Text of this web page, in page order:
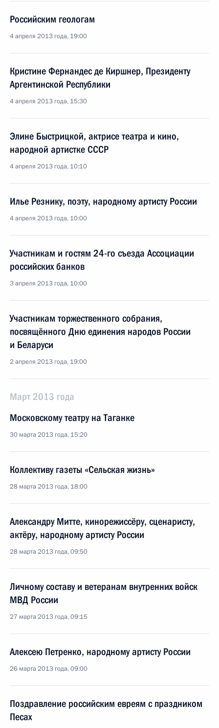
Российским геологам
4 апреля 2013 года, 19:00
Кристине Фернандес де Киршнер, Президенту
Аргентинской Республики
4 апреля 2013 года, 15:30
Элине Быстрицкой, актрисе театра и кино,
народной артистке СССР
4 апреля 2013 года, 10:10
Илье Резнику, поэту, народному артисту России
4 апреля 2013 года, 10:00
Участникам и гостям 24-го съезда Ассоциации
российских банков
3 апреля 2013 года, 10:00
Участникам торжественного собрания,
посвящённого Дню единения народов России
и Беларуси
2 апреля 2013 года, 19:00
Март 2013 года
Московскому театру на Таганке
30 марта 2013 года, 15:20
Коллективу газеты «Сельская жизнь»
28 марта 2013 года, 18:00
Александру Митте, кинорежиссёру, сценаристу,
актёру, народному артисту России
28 марта 2013 года, 09:50
Личному составу и ветеранам внутренних войск
МВД России
27 марта 2013 года, 09:15
Алексею Петренко, народному артисту России
26 марта 2013 года, 09:00
Поздравление российским евреям с праздником
Песах